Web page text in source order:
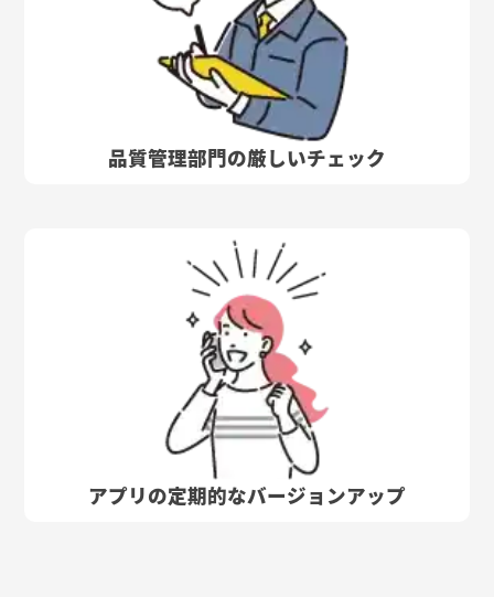
品質管理部門の厳しいチェック
アプリの定期的なバージョンアップ